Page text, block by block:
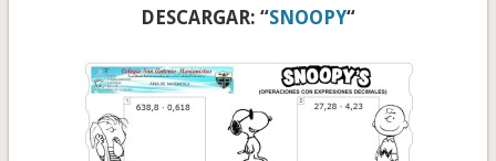
DESCARGAR: “SNOOPY“